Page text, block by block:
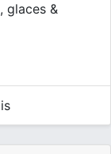
glaces &